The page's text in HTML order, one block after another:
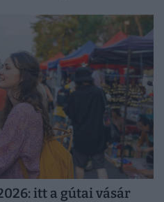
itt a gútai vásár